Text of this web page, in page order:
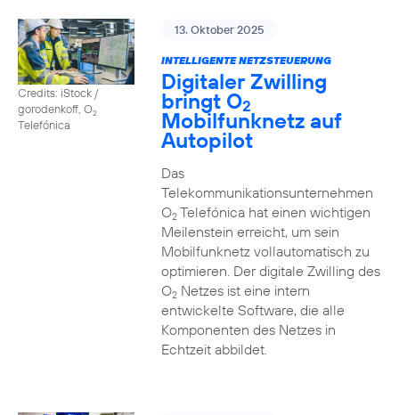
Credits: iStock /
gorodenkoff, O2
Telefónica
13. Oktober 2025
INTELLIGENTE NETZSTEUERUNG
Digitaler Zwilling
bringt O2
Mobilfunknetz auf
Autopilot
Das
Telekommunikationsunternehmen
O2Telefónica hat einen wichtigen
Meilenstein erreicht, um sein
Mobilfunknetz vollautomatisch zu
optimieren. Der digitale Zwilling des
O2Netzes ist eine intern
entwickelte Software, die alle
Komponenten des Netzes in
Echtzeit abbildet.